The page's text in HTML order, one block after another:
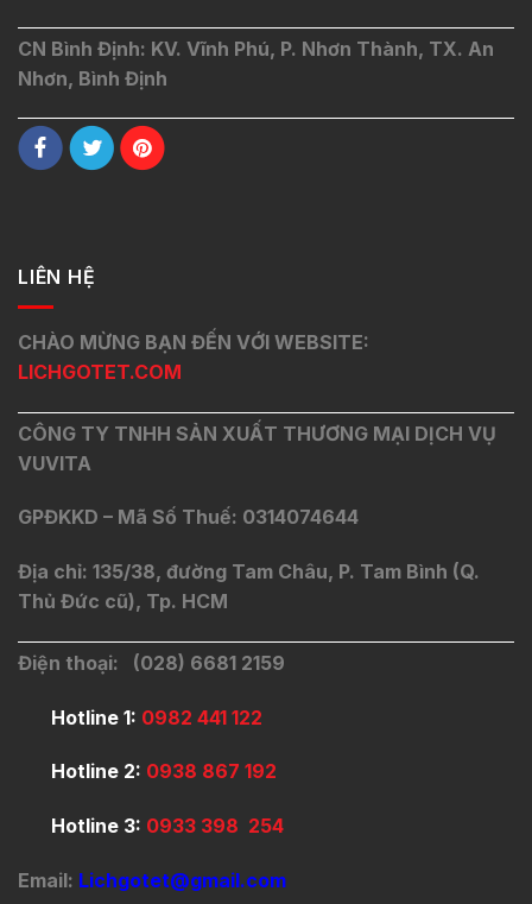
CN Bình Định: KV. Vĩnh Phú, P. Nhơn Thành, TX. An
Nhơn, Bình Định
LIÊN HỆ
CHÀO MỪNG BẠN ĐẾN VỚI WEBSITE:
LICHGOTET.COM
CÔNG TY TNHH SẢN XUẤT THƯƠNG MẠI DỊCH VỤ
VUVITA
GPĐKKD – Mã Số Thuế: 0314074644
Địa chỉ: 135/38, đường Tam Châu, P. Tam Bình (Q.
Thủ Đức cũ), Tp. HCM
Điện thoại: (028) 6681 2159
Hotline 1: 0982 441 122
Hotline 2: 0938 867 192
Hotline 3: 0933 398 254
Email: Lichgotet@gmail.com